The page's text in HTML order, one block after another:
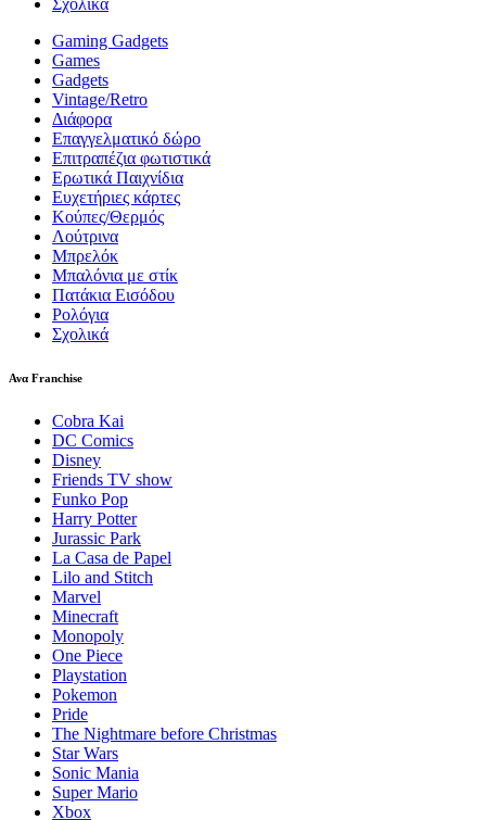
Σχολικά
Gaming Gadgets
Games
Gadgets
Vintage/Retro
Διάφορα
Επαγγελματικό δώρο
Επιτραπέζια φωτιστικά
Ερωτικά Παιχνίδια
Ευχετήριες κάρτες
Κούπες/Θερμός
Λούτρινα
Μπρελόκ
Μπαλόνια με στίκ
Πατάκια Εισόδου
Ρολόγια
Σχολικά
Ανα Franchise
Cobra Kai
DC Comics
Disney
Friends TV show
Funko Pop
Harry Potter
Jurassic Park
La Casa de Papel
Lilo and Stitch
Marvel
Minecraft
Monopoly
One Piece
Playstation
Pokemon
Pride
The Nightmare before Christmas
Star Wars
Sonic Mania
Super Mario
Xbox